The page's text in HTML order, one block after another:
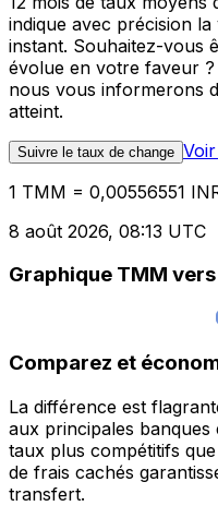
indique avec précision
instant. Souhaitez-vous
évolue en votre faveur
nous vous informerons
atteint.
Suivre le taux de change
1 TMM = 0,00556551
8 août 2026, 08:13 UTC
Graphique TMM vers
Comparez et
La différence est
aux principales banques
taux plus compétitifs
de frais cachés
transfert.